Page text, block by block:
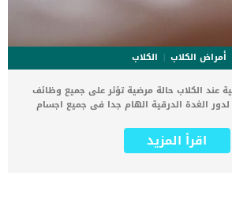
أمراض الكلاب
الكلاب
عند الكلاب حالة مرضية تؤثر على جميع وظائف
الغدة الدرقية الهام جدا فى جميع اجسام
الحالة بأسم “قصور الغدة الدرقية” دليلا على
على القيام بعملها. كما يمكن وصف اضطرابات
اقرأ المزيد